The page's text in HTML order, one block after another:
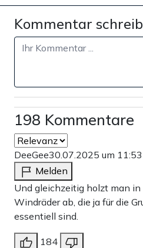
Kommentar
198 Kommentare
DeeGee30.07.2025 um
Melden
Und gleichzeitig holzt man
Windräder ab, die ja für die
essentiell sind.
184